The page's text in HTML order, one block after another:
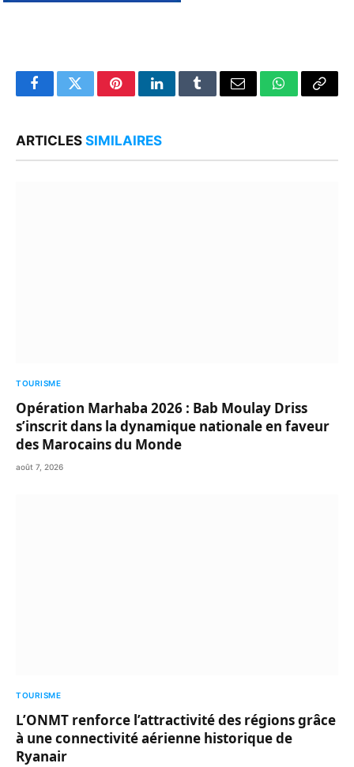
FacebookTwitterPinterestLinkedInTumblrEmail WhatsApp
Copy
ARTICLES SIMILAIRES
TOURISME
Opération Marhaba 2026 : Bab Moulay Driss
s’inscrit dans la dynamique nationale en faveur
des Marocains du Monde
août 7, 2026
TOURISME
L’ONMT renforce l’attractivité des régions grâce
à une connectivité aérienne historique de
Ryanair